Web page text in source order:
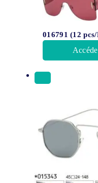
016791 (12